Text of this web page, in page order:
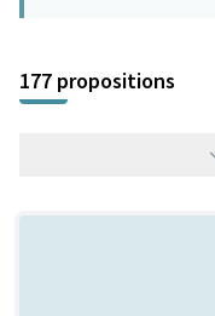
177 propositions